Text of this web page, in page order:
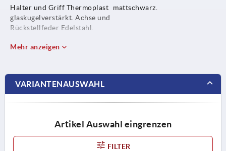
Halter und Griff Thermoplast
glaskugelverstärkt. Achse und
Rückstellfeder Edelstahl.
mattschwarz.
Mehr anzeigen
VARIANTENAUSWAHL
Artikel Auswahl eingrenzen
FILTER